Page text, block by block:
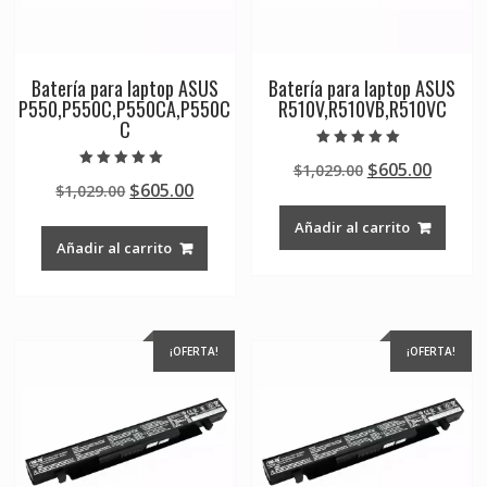
Batería para laptop ASUS
P550,P550C,P550CA,P550C
C
5.00
de 5
$1,029.00 Original
was:
$1,029.00.
$605.00Current
Añadir al carrito
Batería para laptop ASUS
R510V,R510VB,R510VC
5.00
de 5
$1,029.00 Original
was:
$1,029.00.
$605.00
Añadir al carrito
¡OFERTA! ¡OFERTA!